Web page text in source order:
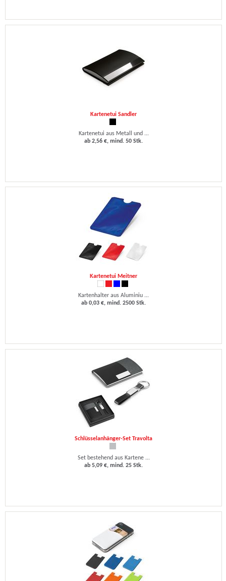
Kartenetui Sandler
Kartenetui aus Metall und ...
ab 2,56 €, mind. 50 Stk.
Kartenetui Meitner
Kartenhalter aus Aluminiu ...
ab 0,03 €, mind. 2500 Stk.
Schlüsselanhänger-Set Travolta
Set bestehend aus Kartene ...
ab 5,09 €, mind. 25 Stk.